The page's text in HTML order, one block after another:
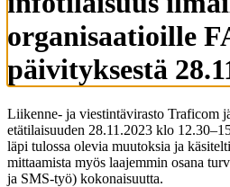
organisaatioille
päivityksestä
Liikenne- ja viestintävirasto Traficom
etätilaisuuden 28.11.2023 klo
läpi tulossa olevia muutoksia ja
mittaamista myös laajemmin osana
ja SMS-työ) kokonaisuutta.